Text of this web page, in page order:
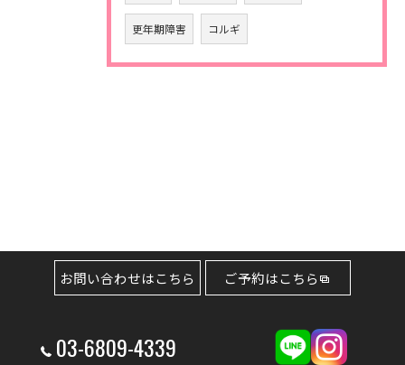
更年期障害 コルギ
03-6809-4339
お問い合わせはこちら ご予約はこちら